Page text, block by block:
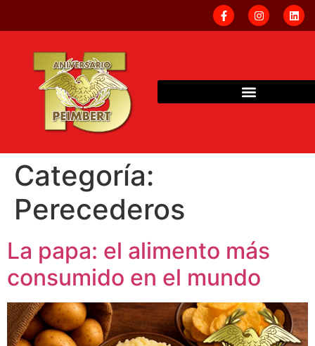
Categoría:
Perecederos
La papa: el alimento más
consumido en el mundo